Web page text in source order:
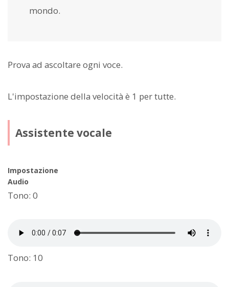
mondo.
Prova ad ascoltare ogni voce.
L'impostazione della velocità è 1 per tutte.
Assistente vocale
Impostazione
Audio
Tono: 0
Tono: 10